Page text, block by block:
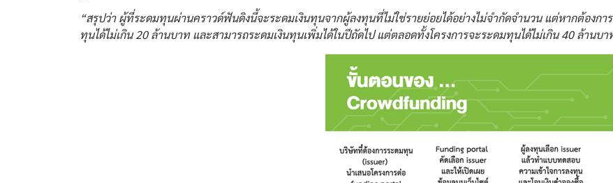
“สรุปว่า ผู้ที่ระดมทุนผ่านคราวด์ฟันดิงนี้จะระดมเงินทุนจากผู้ลงทุนที่ไม่ใช่รายย่อยได้อย่างไม่จำกัดจำนวน แต่หากต้องกา
ทุนได้ไม่เกิน 20 ล้านบาท และสามารถระดมเงินทุนเพิ่มได้ในปีถัดไป แต่ตลอดทั้งโครงการจะระดมทุนได้ไม่เกิน 40 ล้าน